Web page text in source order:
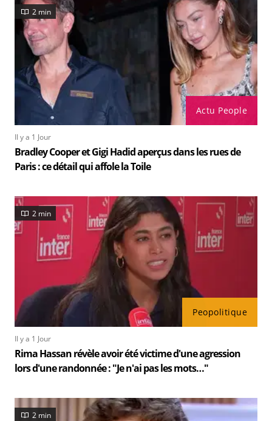
Actu People
2 min
Il y a 1 Jour
Bradley Cooper et Gigi Hadid aperçus dans les rues de
Paris : ce détail qui affole la Toile
Peopolitique
2 min
Il y a 1 Jour
Rima Hassan révèle avoir été victime d'une agression
lors d'une randonnée : "Je n'ai pas les mots…"
2 min